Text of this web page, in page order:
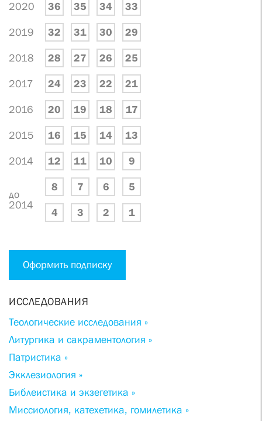
2020 36 35 34 33
2019 32 31 30 29
2018 28 27 26 25
2017 24 23 22 21
2016 20 19 18 17
2015 16 15 14 13
2014 12 11 10 9
до
2014
8 7 6 5
4 3 2 1
Оформить подписку
ИССЛЕДОВАНИЯ
Теологические исследования »
Литургика и сакраментология »
Патристика »
Экклезиология »
Библеистика и экзегетика »
Миссиология, катехетика, гомилетика »